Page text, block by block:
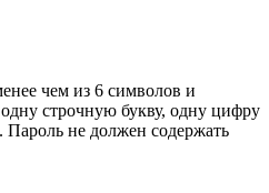
чем из 6 символов и
строчную букву, одну цифру
не должен содержать